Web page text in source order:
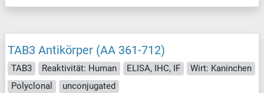
TAB3 Antikörper (AA 361-712)
TAB3 Reaktivität: Human ELISA, IHC, IF
Wirt: Kaninchen
Polyclonal
unconjugated